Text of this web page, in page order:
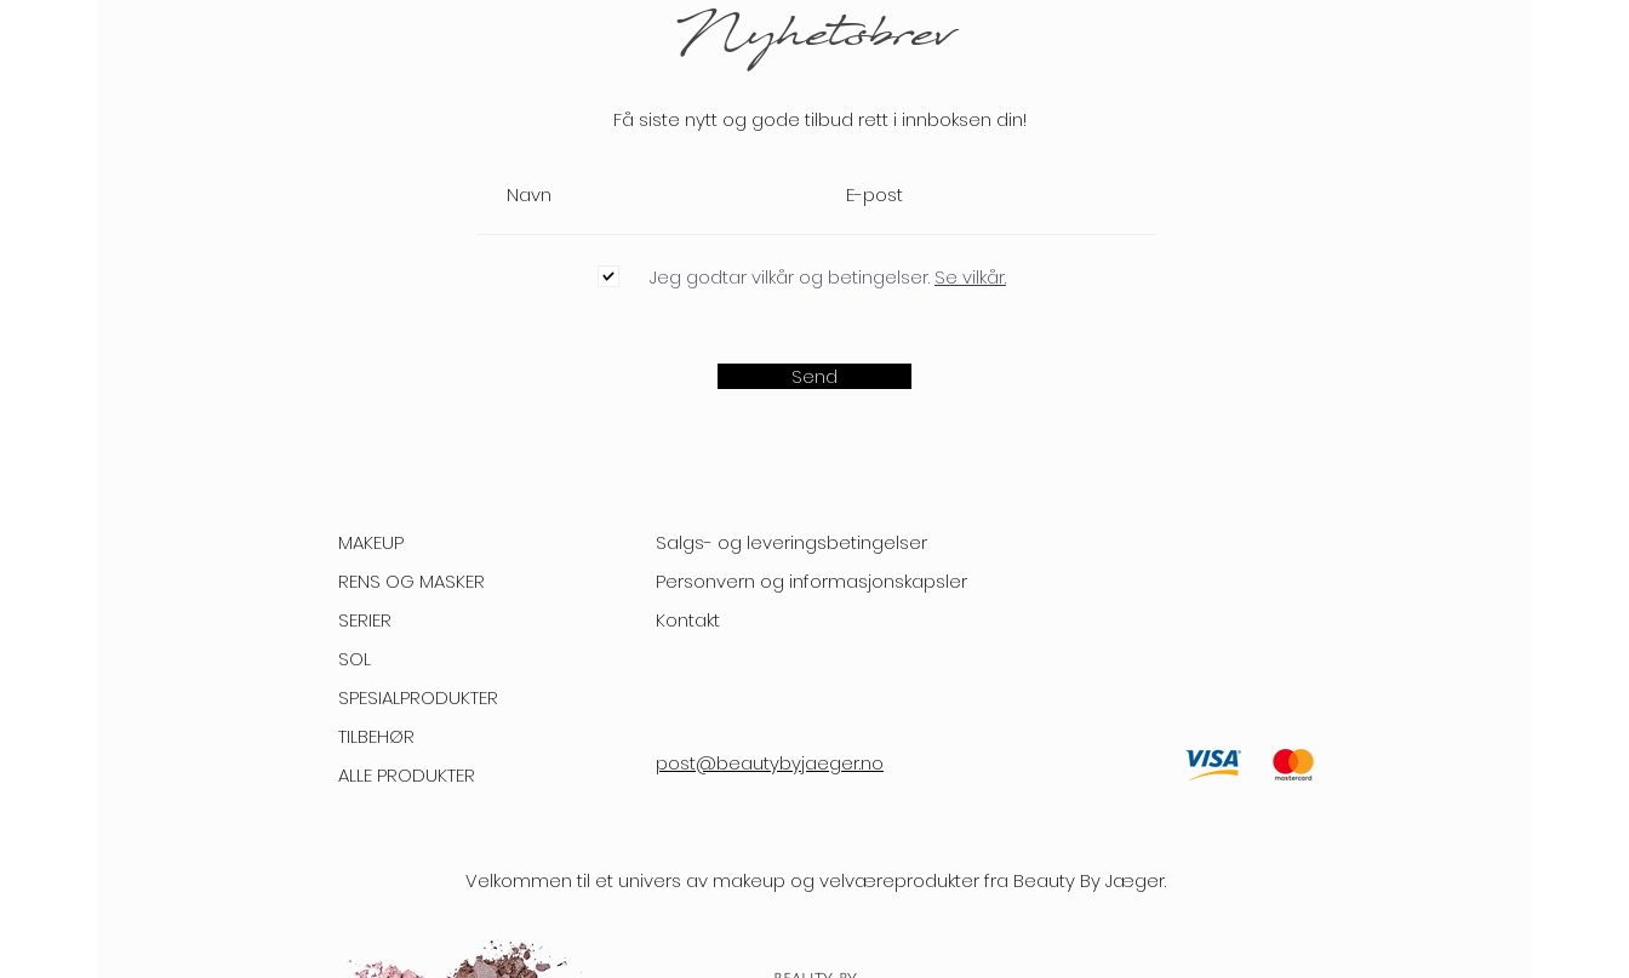
Nyhetsbrev
Få siste nytt og gode tilbud rett i innboksen din!
Jeg godtar vilkår og betingelser. Se vilkår.
Send
MAKEUP
RENS OG MASKER
SERIER
SOL
SPESIALPRODUKTER
TILBEHØR
ALLE PRODUKTER
Salgs- og leveringsbetingelser
Personvern og informasjonskapsler
Kontakt
post@beautybyjaeger.no
Velkommen til et univers av makeup og velværeprodukter fra Beauty By Jæger.